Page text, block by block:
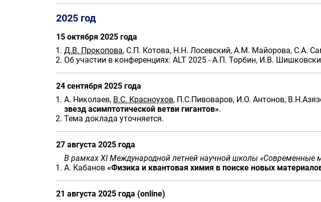
2025 год
15 октября 2025 года
Д.В. Прокопова, С.П. Котова, Н.Н. Лосевский, А.М. Майорова, С.А.
Об участии в конференциях: ALT 2025 - А.П. Торбин, И.В.
24 сентября 2025 года
А. Николаев, В.С. Красноухов, П.С.Пивоваров, И.О. Антонов,
звезд асимптотической ветви гигантов».
Тема доклада уточняется.
27 августа 2025 года
В рамках XI Международной летней научной школы «Современные
А. Кабанов «Физика и квантовая химия в поиске новых
21 августа 2025 года (online)